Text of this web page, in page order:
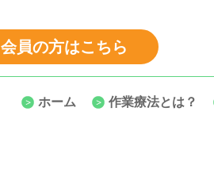
会員の方はこちら
ホーム 作業療法とは？